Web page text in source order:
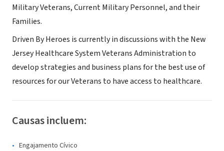
Military Veterans, Current Military Personnel, and their
Families.
Driven By Heroes is currently in discussions with the New
Jersey Healthcare System Veterans Administration to
develop strategies and business plans for the best use of
resources for our Veterans to have access to healthcare.
Causas incluem:
Engajamento Cívico